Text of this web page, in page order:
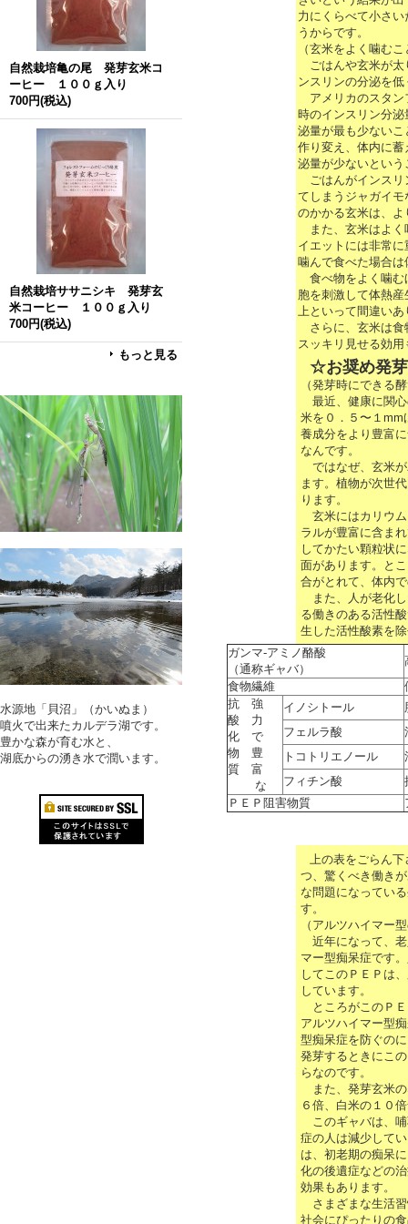
自然栽培亀の尾 発芽玄米コ
ーヒー １００ｇ入り
700円(税込)
自然栽培ササニシキ 発芽玄
米コーヒー １００ｇ入り
700円(税込)
もっと見る
水源地「貝沼」（かいぬま）
噴火で出来たカルデラ湖です。
豊かな森が育む水と、
湖底からの湧き水で潤います。
力にくらべて小さ
うからです。
（玄米をよく噛む
ごはんや玄米が太
ンスリンの分泌を
アメリカのスタン
時のインスリン分
泌量が最も少ない
作り変え、体内に
泌量が少ないとい
ごはんがインスリ
てしまうジャガイ
のかかる玄米は、
また、玄米はよく
イエットには非常
噛んで食べた場合
食べ物をよく噛む
胞を刺激して体熱
上といって間違いあ
さらに、玄米は食
スッキリ見せる効
☆お奨め発
（発芽時にできる
最近、健康に関心
米を０．５〜１mm
養成分をより豊富
なんです。
ではなぜ、玄米が
ます。植物が次世
ります。
玄米にはカリウム
ラルが豊富に含ま
してかたい顆粒状
面があります。と
合がとれて、体内
また、人が老化し
る働きのある活性
生した活性酸素を
ガンマ‐アミノ酪酸
（通称ギャバ）
食物繊維
抗 強
酸 力
化 で
物 豊
質 富
な
イノシトール
フェルラ酸
トコトリエノール
フィチン酸
ＰＥＰ阻害物質
上の表をごらん
つ、驚くべき働き
な問題になってい
す。
（アルツハイマー
近年になって、老
マー型痴呆症です
してこのＰＥＰは
しています。
ところがこのＰＥ
アルツハイマー型
型痴呆症を防ぐの
発芽するときにこ
らなのです。
また、発芽玄米の
６倍、白米の１０
このギャバは、哺
症の人は減少して
は、初老期の痴呆
化の後遺症などの
効果もあります。
さまざまな生活習
社会にぴったりの